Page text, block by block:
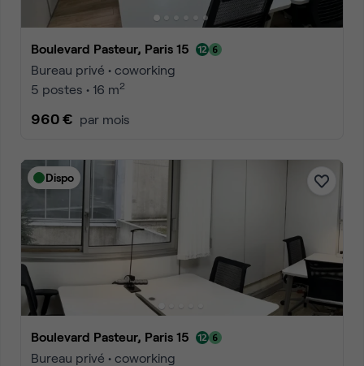
Boulevard Pasteur, Paris 15
Bureau privé • coworking
5 postes • 16 m2
960 € par mois
Dispo
Boulevard Pasteur, Paris 15
Bureau privé • coworking